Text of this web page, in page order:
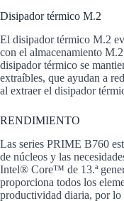
Disipador térmico M.2
El disipador térmico M.2
con el almacenamiento
disipador térmico se
extraíbles, que ayudan a
al extraer el disipador
RENDIMIENTO
Las series PRIME B760
de núcleos y las
Intel® Core™ de 13.ª
proporciona todos los
productividad diaria, por lo